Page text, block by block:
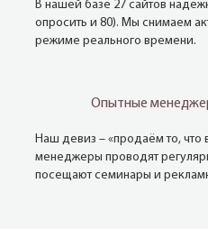
В нашей базе 27 сайтов
опросить и 80). Мы снимаем
режиме реального времени.
Опытные
Наш девиз – «продаём то,
менеджеры проводят
посещают семинары и